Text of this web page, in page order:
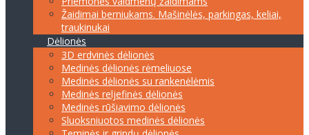
Žaidimai berniukams. Mašinėlės, parkingas, keliai,
traukinukai
Dėlionės
3D erdvinės dėlionės
Medinės dėlionės rėmeliuose
Medinės dėlionės su rankenėlėmis
Medinės reljefinės dėlionės
Medinės rūšiavimo dėlionės
Sluoksniuotos medinės dėlionės